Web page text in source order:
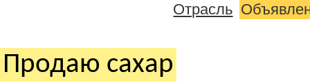
Отрасль
Продаю cахар